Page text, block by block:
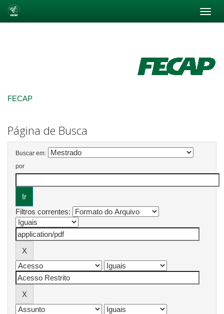
FECAP
Página de Busca
Buscar em:
por
Filtros correntes: